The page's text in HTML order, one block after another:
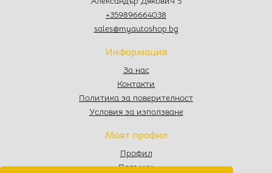
+359896664038
sales@myautoshop.bg
Информация
За нас
Контакти
Политика за поверителност
Условия за използване
Моят профил
Профил
Поръчки